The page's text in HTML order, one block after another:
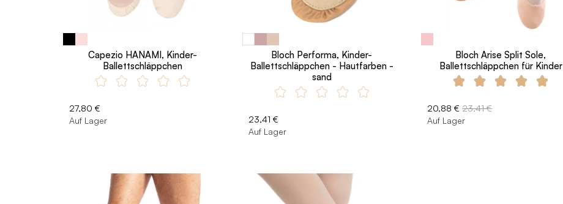
Capezio HANAMI, Kinder-
Ballettschläppchen
27,80 €
Auf Lager
Bloch Performa, Kinder-
Ballettschläppchen - Hautfarben -
sand
23,41 €
Auf Lager
Bloch Arise Split Sole,
Ballettschläppchen für Kinder
20,88 € 23,41 €
Auf Lager